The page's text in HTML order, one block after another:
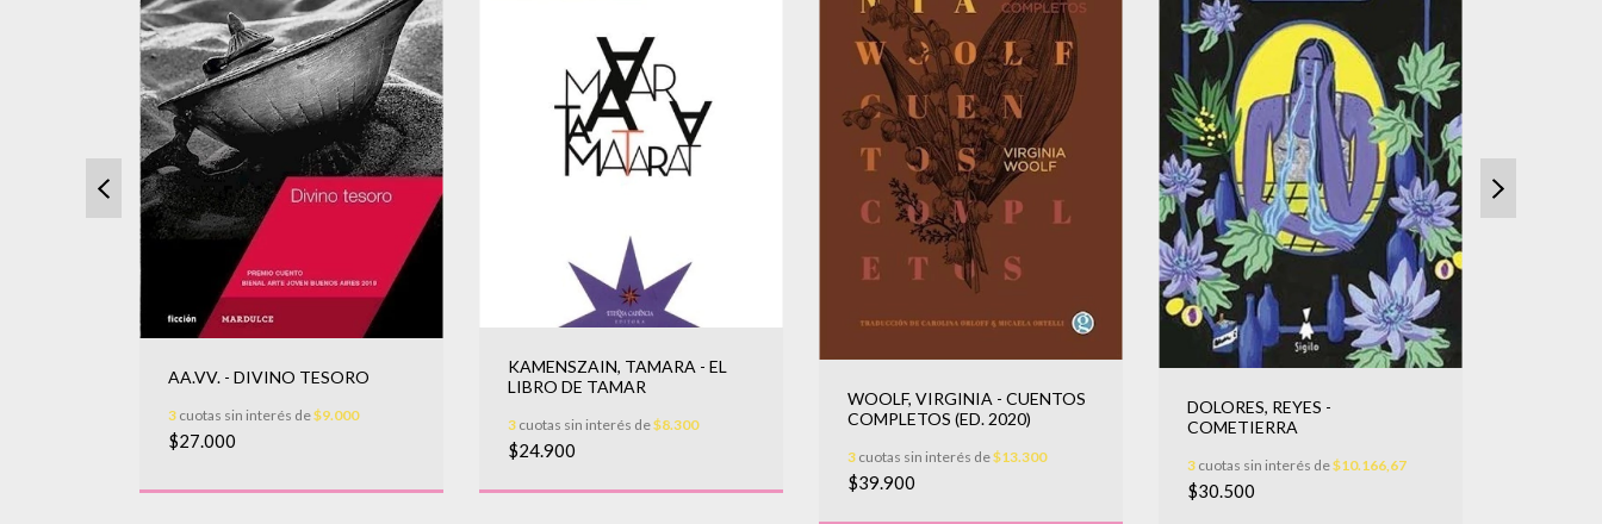
AA.VV. - DIVINO TESORO
3 cuotas sin interés de$9.000
$27.000
KAMENSZAIN, TAMARA - EL
LIBRO DE TAMAR
3 cuotas sin interés de$8.300
$24.900
WOOLF, VIRGINIA - CUENTOS
COMPLETOS (ED. 2020)
3 cuotas sin interés de$13.300
$39.900
DOLORES, REYES -
COMETIERRA
3 cuotas sin interés de$10.166,67
$30.500